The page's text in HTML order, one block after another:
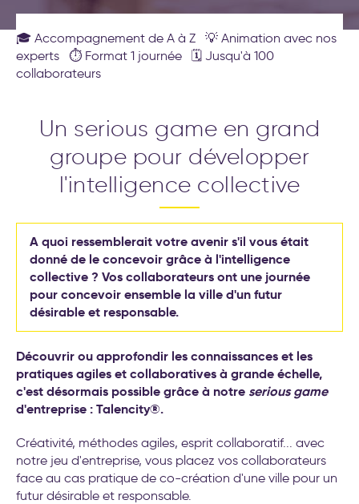
: votre méthode de pilotage
est-elle vraiment efficace ?
Séminaire d′engagement
stratégique
nouveau management
Conseil et accompagnement
aux nouveaux modes de
travail
Formations aux nouveaux
modes de travail
Cockpit IA® : la méthode pour
déployer l'IA au service de
Formations intelligence
artificielle générative
20 exemples
d’accompagnement IA pour la
transformation de l’entreprise
Nos labos
🎓 Accompagnement de A à Z 💡 Animation avec nos
experts ⏱️ Format 1 journée 🗓️ Jusqu'à 100
collaborateurs
Un serious game en grand
groupe pour développer
l'intelligence collective
A quoi ressemblerait votre avenir s'il vous était
donné de le concevoir grâce à l'intelligence
collective ? Vos collaborateurs ont une journée
pour concevoir ensemble la ville d'un futur
désirable et responsable.
Découvrir ou approfondir les connaissances et les
pratiques agiles et collaboratives à grande échelle,
c'est désormais possible grâce à notre serious game
d'entreprise : Talencity®.
Créativité, méthodes agiles, esprit collaboratif... avec
notre jeu d'entreprise, vous placez vos collaborateurs
face au cas pratique de co-création d'une ville pour un
futur désirable et responsable.